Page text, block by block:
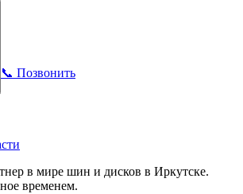
📞 Позвонить
в мире шин и дисков в Иркутске.
временем.